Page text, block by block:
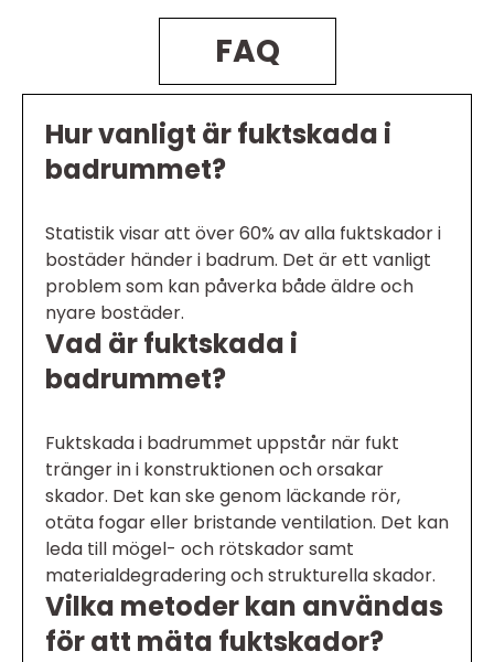
FAQ
Hur vanligt är fuktskada i
badrummet?
Statistik visar att över 60% av alla fuktskador i
bostäder händer i badrum. Det är ett vanligt
problem som kan påverka både äldre och
nyare bostäder.
Vad är fuktskada i
badrummet?
Fuktskada i badrummet uppstår när fukt
tränger in i konstruktionen och orsakar
skador. Det kan ske genom läckande rör,
otäta fogar eller bristande ventilation. Det kan
leda till mögel- och rötskador samt
materialdegradering och strukturella skador.
Vilka metoder kan användas
för att mäta fuktskador?